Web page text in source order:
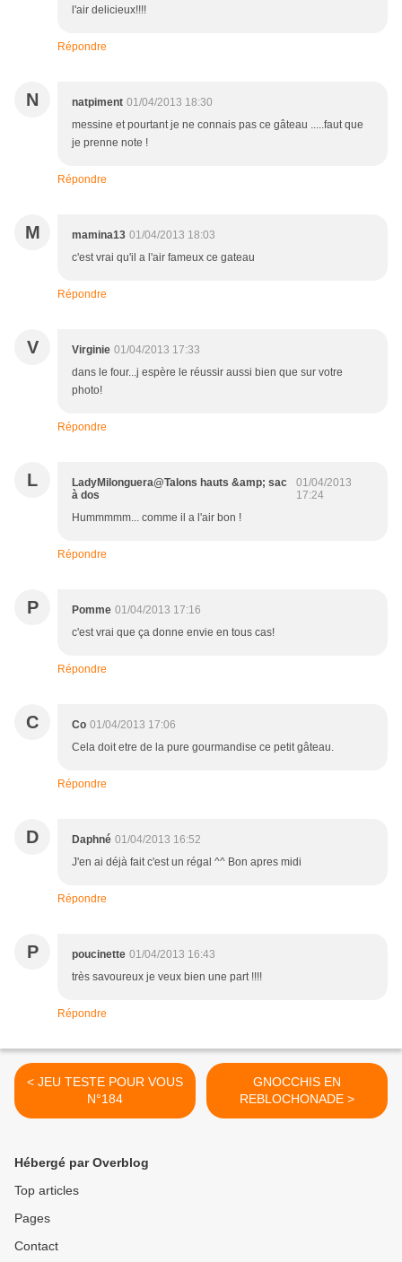
l'air delicieux!!!!
Répondre
N natpiment 01/04/2013 18:30
messine et pourtant je ne connais pas ce gâteau .....faut que
je prenne note !
Répondre
M mamina13 01/04/2013 18:03
c'est vrai qu'il a l'air fameux ce gateau
Répondre
V Virginie 01/04/2013 17:33
dans le four...j espère le réussir aussi bien que sur votre
photo!
Répondre
L
LadyMilonguera@Talons hauts &amp; sac
à dos
01/04/2013
17:24
Hummmmm... comme il a l'air bon !
Répondre
P Pomme 01/04/2013 17:16
c'est vrai que ça donne envie en tous cas!
Répondre
C Co 01/04/2013 17:06
Cela doit etre de la pure gourmandise ce petit gâteau.
Répondre
D Daphné 01/04/2013 16:52
J'en ai déjà fait c'est un régal ^^ Bon apres midi
Répondre
P poucinette 01/04/2013 16:43
très savoureux je veux bien une part !!!!
Répondre
< JEU TESTE POUR VOUS
N°184
GNOCCHIS EN
REBLOCHONADE >
Hébergé par Overblog
Top articles
Pages
Contact